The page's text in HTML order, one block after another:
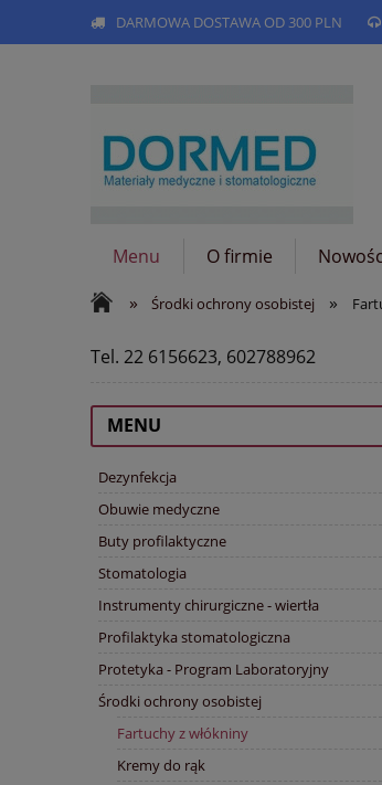
DARMOWA DOSTAWA OD 300 PLN
Menu O firmie
»
Środki ochrony osobistej »
Tel. 22 6156623, 602788962
MENU
Dezynfekcja
Obuwie medyczne
Buty profilaktyczne
Stomatologia
Instrumenty chirurgiczne - wiertła
Profilaktyka stomatologiczna
Protetyka - Program Laboratoryjny
Środki ochrony osobistej
Fartuchy z włókniny
Kremy do rąk